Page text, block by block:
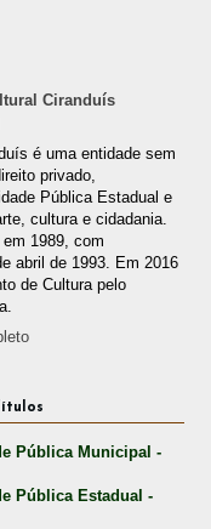
Ciranduís
é uma entidade sem
privado,
Pública Estadual e
cultura e cidadania.
1989, com
abril de 1993. Em 2016
de Cultura pelo
Pública Municipal -
Pública Estadual -